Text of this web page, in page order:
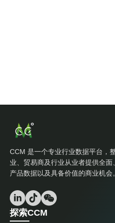
CCM 是一个专业行业数据平台，
业、贸易商及行业从业者提供全面
产品数据以及具备价值的商业机会。
探索CCM